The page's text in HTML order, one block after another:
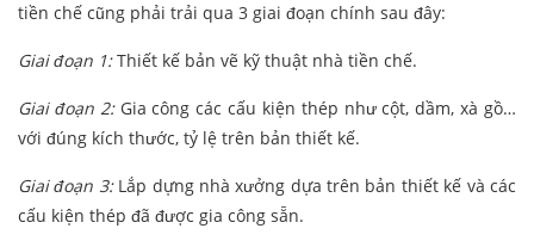
tiền chế cũng phải trải qua 3 giai đoạn chính sau đây:
Giai đoạn 1:Thiết kế bản vẽ kỹ thuật nhà tiền chế.
Giai đoạn 2: Gia công các cấu kiện thép như cột, dầm, xà gồ…
với đúng kích thước, tỷ lệ trên bản thiết kế.
Giai đoạn 3:Lắp dựng nhà xưởng dựa trên bản thiết kế và các
cấu kiện thép đã được gia công sẵn.